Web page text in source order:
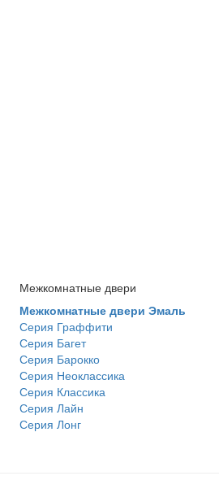
Межкомнатные двери
Межкомнатные двери Эмаль
Серия Граффити
Серия Багет
Серия Барокко
Серия Неоклассика
Серия Классика
Серия Лайн
Серия Лонг